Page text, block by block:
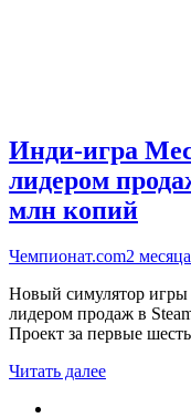
Инди-игра
лидером
млн копий
Чемпионат.com2
Новый симулятор игры
лидером продаж в
Проект за первые
Читать далее